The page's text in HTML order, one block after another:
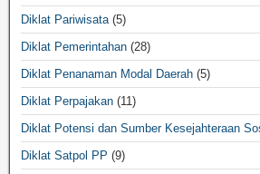
Diklat Pariwisata (5)
Diklat Pemerintahan (28)
Diklat Penanaman Modal Daerah (5)
Diklat Perpajakan (11)
Diklat Potensi dan Sumber Kesejahteraan
Diklat Satpol PP (9)